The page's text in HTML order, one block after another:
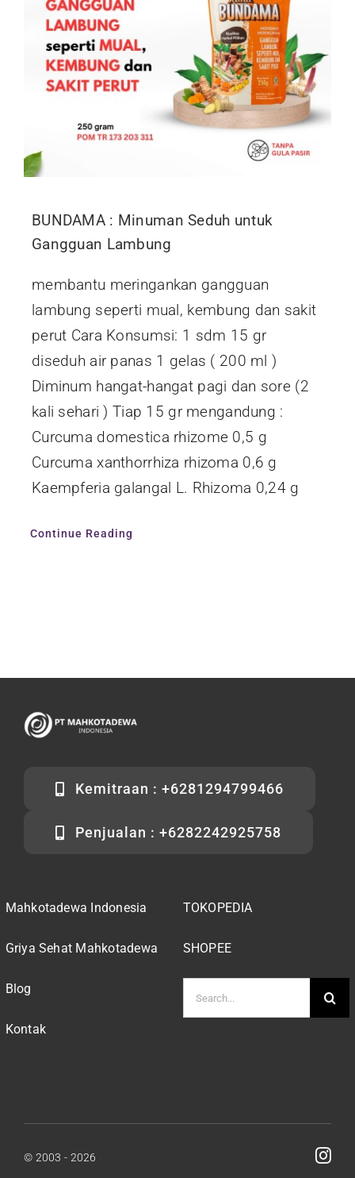
BUNDAMA : Minuman Seduh untuk
Gangguan Lambung
membantu meringankan gangguan
lambung seperti mual, kembung dan sakit
perut Cara Konsumsi: 1 sdm 15 gr
diseduh air panas 1 gelas ( 200 ml )
Diminum hangat-hangat pagi dan sore (2
kali sehari ) Tiap 15 gr mengandung :
Curcuma domestica rhizome 0,5 g
Curcuma xanthorrhiza rhizoma 0,6 g
Kaempferia galangal L. Rhizoma 0,24 g
Continue Reading
Kemitraan : +6281294799466
Penjualan : +6282242925758
Mahkotadewa Indonesia
Griya Sehat Mahkotadewa
Blog
Kontak
TOKOPEDIA
SHOPEE
© 2003 - 2026